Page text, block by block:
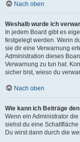
Nach oben
Weshalb wurde ich
In jedem Board gibt es
festgelegt werden. Wenn
sie dir eine Verwarnung
Administration dieses
Verwarnung zu tun hat.
sicher bist, wieso du
Nach oben
Wie kann ich Beiträge
Wenn ein Administrator
siehst du eine
Du wirst dann durch die